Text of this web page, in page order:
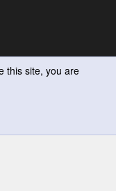
this site, you are